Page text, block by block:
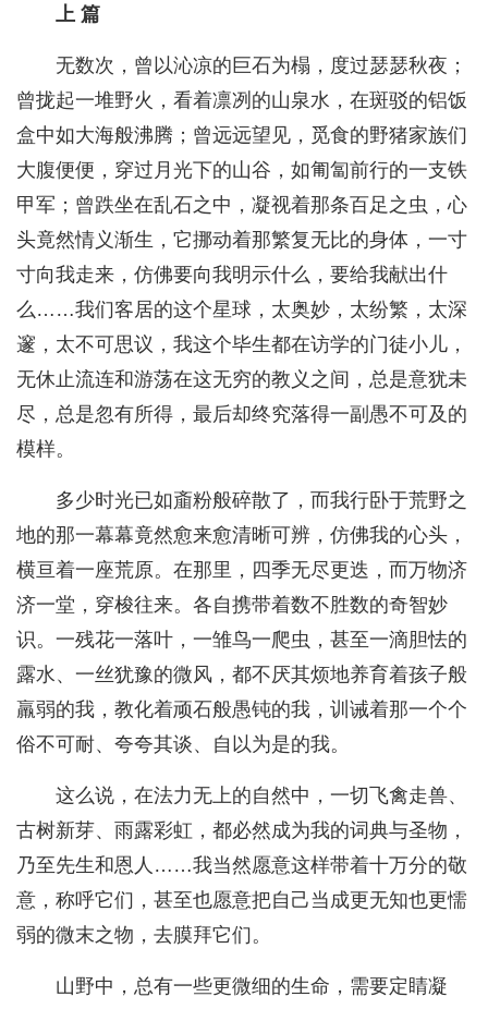
上 篇
无数次，曾以沁凉的巨石为榻，度过瑟瑟秋夜；
曾拢起一堆野火，看着凛冽的山泉水，在斑驳的铝饭
盒中如大海般沸腾；曾远远望见，觅食的野猪家族们
大腹便便，穿过月光下的山谷，如匍匐前行的一支铁
甲军；曾跌坐在乱石之中，凝视着那条百足之虫，心
头竟然情义渐生，它挪动着那繁复无比的身体，一寸
寸向我走来，仿佛要向我明示什么，要给我献出什
么……我们客居的这个星球，太奥妙，太纷繁，太深
邃，太不可思议，我这个毕生都在访学的门徒小儿，
无休止流连和游荡在这无穷的教义之间，总是意犹未
尽，总是忽有所得，最后却终究落得一副愚不可及的
模样。
多少时光已如齑粉般碎散了，而我行卧于荒野之
地的那一幕幕竟然愈来愈清晰可辨，仿佛我的心头，
横亘着一座荒原。在那里，四季无尽更迭，而万物济
济一堂，穿梭往来。各自携带着数不胜数的奇智妙
识。一残花一落叶，一雏鸟一爬虫，甚至一滴胆怯的
露水、一丝犹豫的微风，都不厌其烦地养育着孩子般
羸弱的我，教化着顽石般愚钝的我，训诫着那一个个
俗不可耐、夸夸其谈、自以为是的我。
这么说，在法力无上的自然中，一切飞禽走兽、
古树新芽、雨露彩虹，都必然成为我的词典与圣物，
乃至先生和恩人……我当然愿意这样带着十万分的敬
意，称呼它们，甚至也愿意把自己当成更无知也更懦
弱的微末之物，去膜拜它们。
山野中，总有一些更微细的生命，需要定睛凝